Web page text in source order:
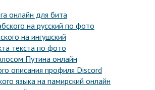
онлайн для бита
на русский по фото
на ингушский
текста по фото
Путина онлайн
описания профиля Discord
языка на памирский онлайн